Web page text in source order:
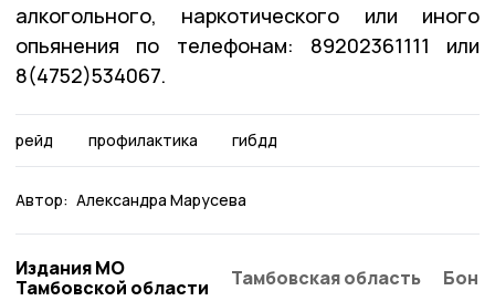
алкогольного, наркотического или иного
опьянения по телефонам: 89202361111 или
8(4752)534067.
рейд профилактика гибдд
Автор: Александра Марусева
Издания МО
Тамбовской области
Тамбовская область